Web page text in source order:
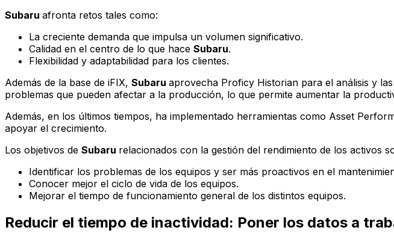
Subaru afronta retos tales como:
La creciente demanda que impulsa un volumen significativo.
Calidad en el centro de lo que hace Subaru.
Flexibilidad y adaptabilidad para los clientes.
Además de la base de iFIX, Subaru aprovecha Proficy Historian para el análisis y
problemas que pueden afectar a la producción, lo que permite aumentar la
Además, en los últimos tiempos, ha implementado herramientas como Asset
apoyar el crecimiento.
Los objetivos de Subaru relacionados con la gestión del rendimiento de los activos
Identificar los problemas de los equipos y ser más proactivos en el
Conocer mejor el ciclo de vida de los equipos.
Mejorar el tiempo de funcionamiento general de los distintos equipos.
Reducir el tiempo de inactividad: Poner los datos a